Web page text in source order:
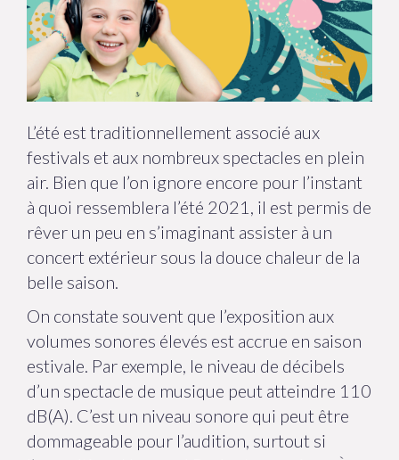
L’été est traditionnellement associé aux
festivals et aux nombreux spectacles en plein
air. Bien que l’on ignore encore pour l’instant
à quoi ressemblera l’été 2021, il est permis de
rêver un peu en s’imaginant assister à un
concert extérieur sous la douce chaleur de la
belle saison.
On constate souvent que l’exposition aux
volumes sonores élevés est accrue en saison
estivale. Par exemple, le niveau de décibels
d’un spectacle de musique peut atteindre 110
dB(A). C’est un niveau sonore qui peut être
dommageable pour l’audition, surtout si